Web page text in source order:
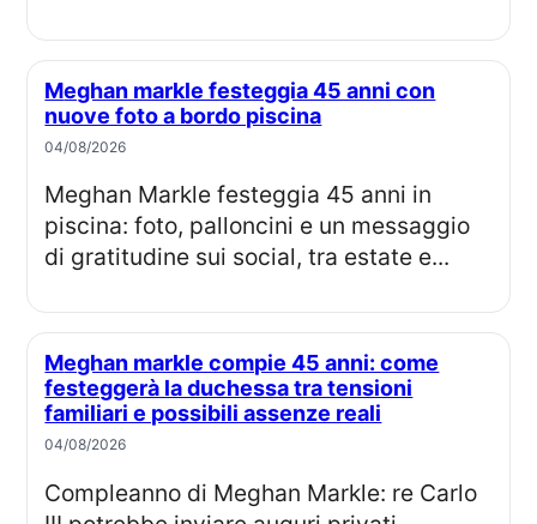
Meghan markle festeggia 45 anni con
nuove foto a bordo piscina
04/08/2026
Meghan Markle festeggia 45 anni in
piscina: foto, palloncini e un messaggio
di gratitudine sui social, tra estate e...
Meghan markle compie 45 anni: come
festeggerà la duchessa tra tensioni
familiari e possibili assenze reali
04/08/2026
Compleanno di Meghan Markle: re Carlo